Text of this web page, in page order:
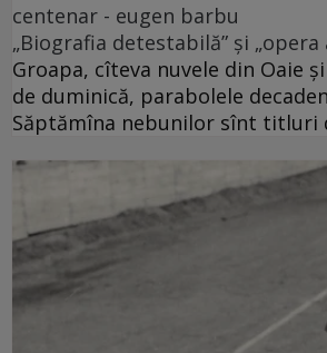
centenar - eugen barbu
„Biografia detestabilă” și
Groapa, cîteva nuvele din Oaie
de duminică, parabolele
Săptămîna nebunilor sînt titluri